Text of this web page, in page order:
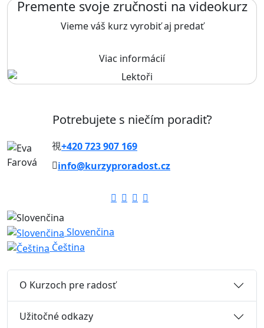
Premente svoje zručnosti na videokurz
Vieme váš kurz vyrobiť aj predať
Viac informácií
Potrebujete s niečím poradiť?
+420 723 907 169
info@kurzyproradost.cz
Slovenčina
Čeština
O Kurzoch pre radosť
Užitočné odkazy